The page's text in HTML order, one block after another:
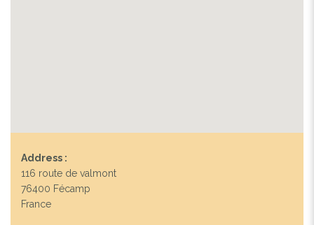
Address :
116 route de valmont
76400 Fécamp
France